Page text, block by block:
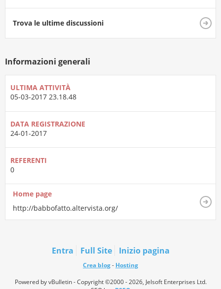
Trova le ultime discussioni
Informazioni generali
ULTIMA ATTIVITÀ
05-03-2017 23.18.48
DATA REGISTRAZIONE
24-01-2017
REFERENTI
0
Home page
http://babbofatto.altervista.org/
Entra Full Site Inizio pagina
Crea blog- Hosting
Powered by vBulletin - Copyright ©2000 - 2026, Jelsoft Enterprises Ltd.